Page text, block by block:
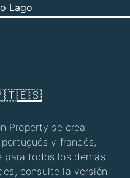
Lago
🇪🇸
Property se crea
y francés,
para todos los demás
consulte la versión